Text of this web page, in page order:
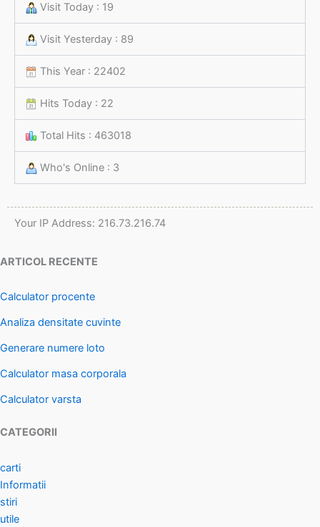
Visit Today : 19
Visit Yesterday : 89
This Year : 22402
Hits Today : 22
Total Hits : 463018
Who's Online : 3
Your IP Address: 216.73.216.74
ARTICOL RECENTE
Calculator procente
Analiza densitate cuvinte
Generare numere loto
Calculator masa corporala
Calculator varsta
CATEGORII
carti
Informatii
stiri
utile